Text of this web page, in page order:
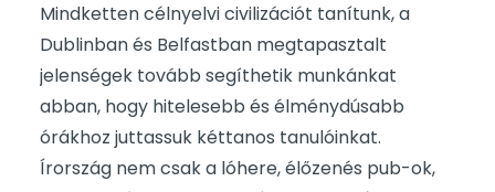
Mindketten célnyelvi civilizációt tanítunk, a
Dublinban és Belfastban megtapasztalt
jelenségek tovább segíthetik munkánkat
abban, hogy hitelesebb és élménydúsabb
órákhoz juttassuk kéttanos tanulóinkat.
Írország nem csak a lóhere, élőzenés pub-ok,